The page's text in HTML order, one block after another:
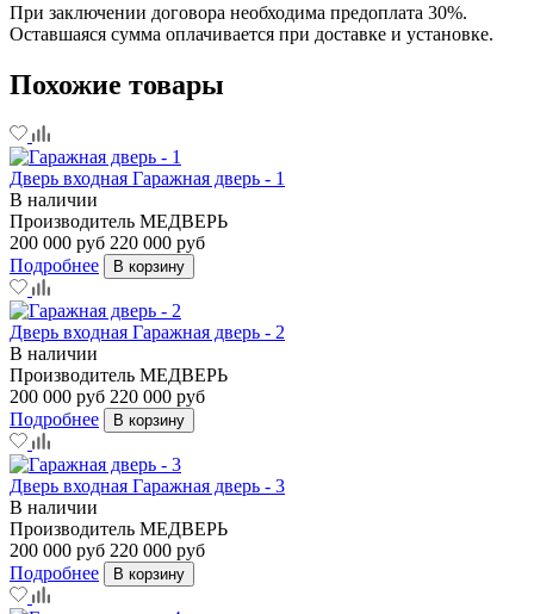
При заключении договора необходима предоплата 30%.
Оставшаяся сумма оплачивается при доставке и установке.
Похожие товары
Дверь входная Гаражная дверь - 1
В наличии
Производитель МЕДВЕРЬ
200 000 руб 220 000 руб
Подробнее
В корзину
Дверь входная Гаражная дверь - 2
В наличии
Производитель МЕДВЕРЬ
200 000 руб 220 000 руб
Подробнее
В корзину
Дверь входная Гаражная дверь - 3
В наличии
Производитель МЕДВЕРЬ
200 000 руб 220 000 руб
Подробнее
В корзину